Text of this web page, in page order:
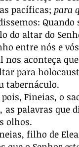
pacíficas; para
do altar do
entre nós e
nos aconteça
para
tabernáculo.
Fineias, o
as palavras que
olhos.
filho de